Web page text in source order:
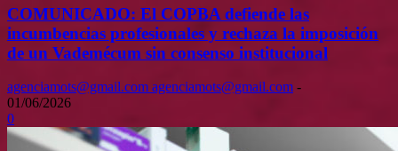
COMUNICADO: El COPBA defiende las
incumbencias profesionales y rechaza la imposición
de un Vademécum sin consenso institucional
agenciamots@gmail.com agenciamots@gmail.com -
01/06/2026
0